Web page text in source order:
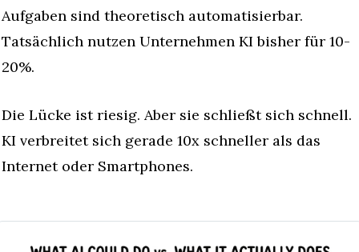
Aufgaben sind theoretisch automatisierbar.
Tatsächlich nutzen Unternehmen KI bisher für 10-
20%.
Die Lücke ist riesig. Aber sie schließt sich schnell.
KI verbreitet sich gerade 10x schneller als das
Internet oder Smartphones.